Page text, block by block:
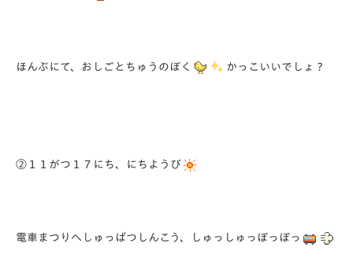
ほんぶにて、おしごとちゅうのぼく かっこいいでしょ？
②１１がつ１７にち、にちようび
電車まつりへしゅっぱつしんこう、しゅっしゅっぽっぽっ